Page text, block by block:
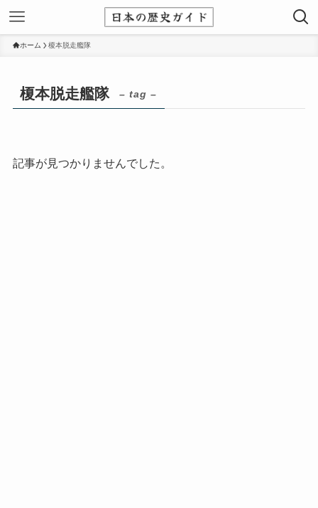
ホーム 榎本脱走艦隊
榎本脱走艦隊 – tag –
記事が見つかりませんでした。